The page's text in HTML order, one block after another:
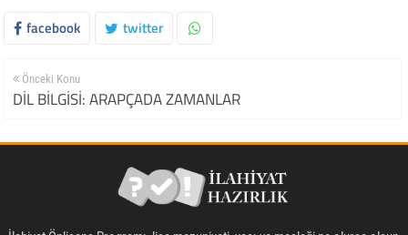
facebook twitter
Önceki Konu
DİL BİLGİSİ: ARAPÇADA ZAMANLAR